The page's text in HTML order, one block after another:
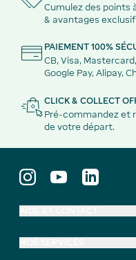
Cumulez des points
& avantages
PAIEMENT 100%
CB, Visa,
Google Pay, Alipay,
CLICK & COLLECT
Pré-commandez et
de votre départ.